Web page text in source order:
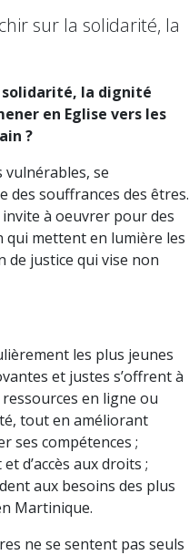
sur la solidarité, la
solidarité, la dignité
en Eglise vers les
?
vulnérables, se
des souffrances des êtres.
à oeuvrer pour des
qui mettent en lumière les
justice qui vise non
les plus jeunes
et justes s’offrent à
en ligne ou
tout en améliorant
ses compétences ;
d’accès aux droits ;
aux besoins des plus
Martinique.
ne se sentent pas seuls